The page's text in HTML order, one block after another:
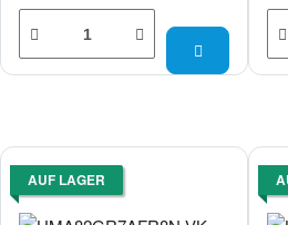
AUF LAGER